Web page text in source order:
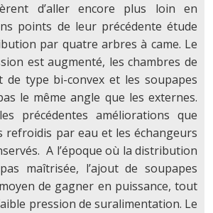
d’aller encore plus loin en
points de leur précédente étude
par quatre arbres à came. Le
est augmenté, les chambres de
de type bi-convex et les soupapes
le même angle que les externes.
précédentes améliorations que
par eau et les échangeurs
A l’époque où la distribution
maîtrisée, l’ajout de soupapes
de gagner en puissance, tout
pression de suralimentation. Le